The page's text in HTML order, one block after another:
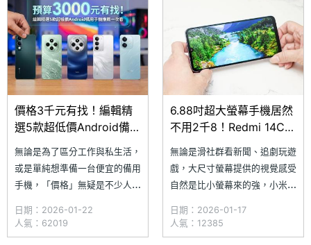
一款簡單實用又無負擔的入門手
機。根據 SOGI 合作報價店家 2
DC 調光與閱讀模式，長時間使
用也不吃力。究竟
價格3千元有找！編輯精
選5款超低價Android備用
無論是為了區分工作與私生活，
或是單純想準備一台便宜的備用
手機，「價格」無疑是不少人在
有限的預算內挑出好用的手機，
通常得花費大量時間做足功課才
日期：2026-01-22
人氣：62019
6.88吋超大螢幕手機居然
不用2千8！Redmi 14C通
無論是滑社群看新聞、追劇玩遊
戲，大尺寸螢幕提供的視覺感受
自然是比小螢幕來的強，小米旗
擁有 6.88 吋超大螢幕，更支援
120Hz 螢幕更新率、DC 調光與
日期：2026-01-17
人氣：12385